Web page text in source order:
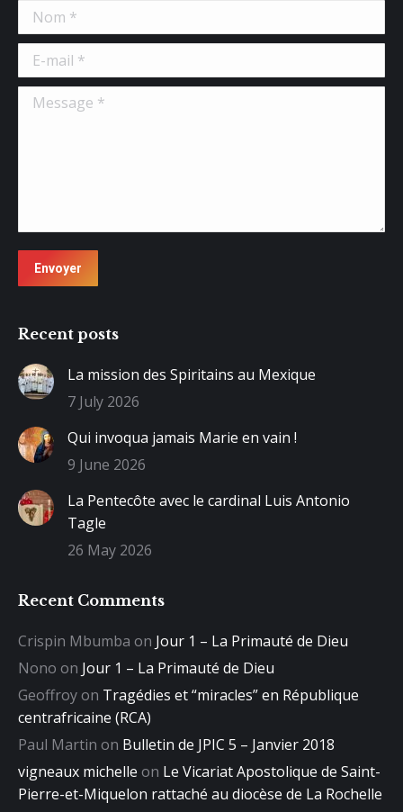
Nom *
E-mail *
Message *
Envoyer
Recent posts
La mission des Spiritains au Mexique
7 July 2026
Qui invoqua jamais Marie en vain !
9 June 2026
La Pentecôte avec le cardinal Luis Antonio
Tagle
26 May 2026
Recent Comments
Crispin Mbumba on Jour 1 – La Primauté de Dieu
Nono on Jour 1 – La Primauté de Dieu
Geoffroyon Tragédies et “miracles” en République
centrafricaine (RCA)
Paul Martin on Bulletin de JPIC 5 – Janvier 2018
vigneaux michelle on Le Vicariat Apostolique de Saint-
Pierre-et-Miquelon rattaché au diocèse de La Rochelle